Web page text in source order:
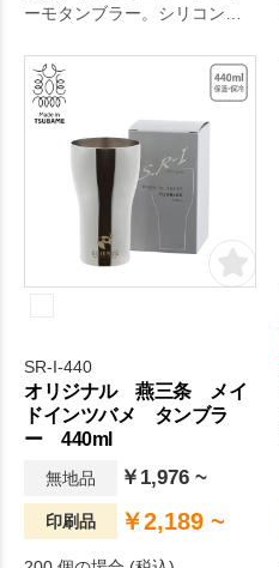
ーモタンブラー。シリコンパ
ルダー、サーモタンブラーの
2WAYで使用できるタンブラー
です。夏は冷たい缶をホール
ド、また直飲みでもサーモタ
ンブラーとしてもお使いいた
だけます。冬は温かい飲み物
入れて直飲みタンブラーとし
てお使いください。
SR-I-440
オリジナル 燕三条 メイ
ドインツバメ タンブラ
ー 440ml
無地品 ￥1,976 ~
印刷品 ￥2,189 ~